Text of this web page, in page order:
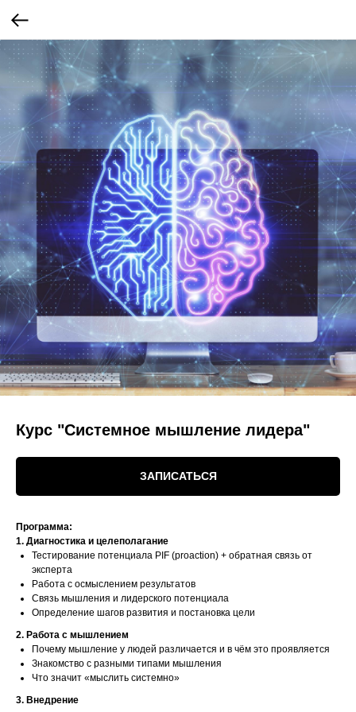
Курс "Системное мышление лидера"
ЗАПИСАТЬСЯ
Программа:
1. Диагностика и целеполагание
Тестирование потенциала PIF (proaction) + обратная связь от
эксперта
Работа с осмыслением результатов
Связь мышления и лидерского потенциала
Определение шагов развития и постановка цели
2. Работа с мышлением
Почему мышление у людей различается и в чём это проявляется
Знакомство с разными типами мышления
Что значит «мыслить системно»
3. Внедрение